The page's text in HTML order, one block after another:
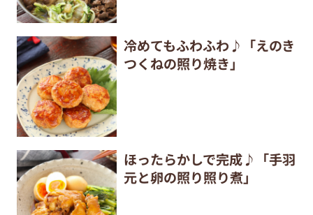
冷めてもふわふわ♪「えのき
つくねの照り焼き」
ほったらかしで完成♪「手羽
元と卵の照り照り煮」